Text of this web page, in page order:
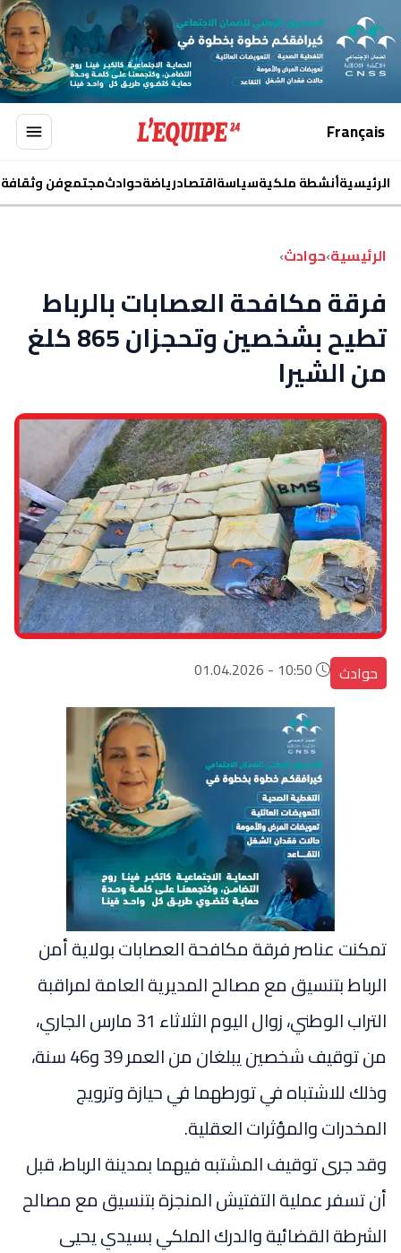
Français
الرئيسيةأنشطة ملكيةسياسةاقتصادرياضةحوادثمجتمعفن وثقافة
الرئيسية›حوادث›
فرقة مكافحة العصابات بالرباط
تطيح بشخصين وتحجزان 865 كلغ
من الشيرا
حوادث
تمكنت عناصر فرقة مكافحة العصابات بولاية أمن
الرباط بتنسيق مع مصالح المديرية العامة لمراقبة
التراب الوطني، زوال اليوم الثلاثاء 31 مارس الجاري،
من توقيف شخصين يبلغان من العمر 39 و46 سنة،
وذلك للاشتباه في تورطهما في حيازة وترويج
المخدرات والمؤثرات العقلية.
وقد جرى توقيف المشتبه فيهما بمدينة الرباط، قبل
أن تسفر عملية التفتيش المنجزة بتنسيق مع مصالح
الشرطة القضائية والدرك الملكي بسيدي يحيى